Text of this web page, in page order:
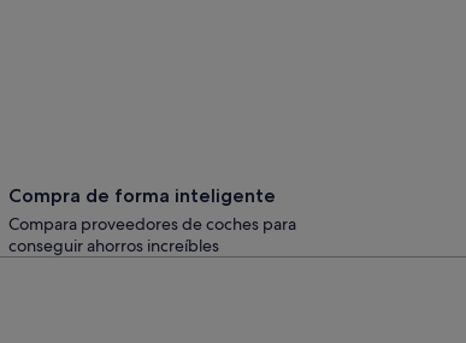
Compra de forma inteligente
Compara proveedores de coches para
conseguir ahorros increíbles